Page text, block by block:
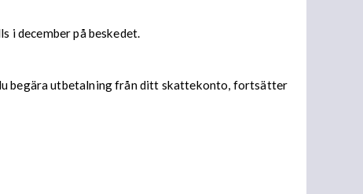
i december på beskedet.
begära utbetalning från ditt skattekonto, fortsätter